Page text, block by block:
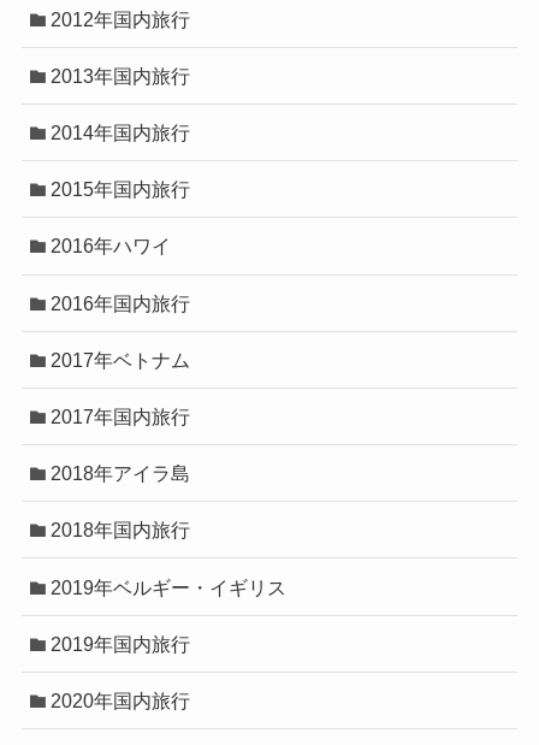
2012年国内旅行
2013年国内旅行
2014年国内旅行
2015年国内旅行
2016年ハワイ
2016年国内旅行
2017年ベトナム
2017年国内旅行
2018年アイラ島
2018年国内旅行
2019年ベルギー・イギリス
2019年国内旅行
2020年国内旅行